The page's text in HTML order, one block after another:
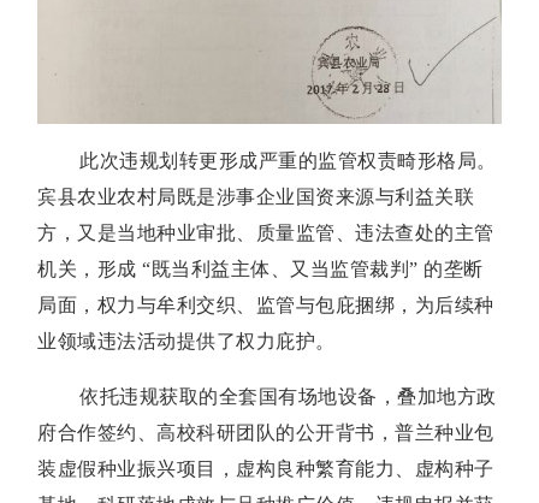
此次违规划转更形成严重的监管权责畸形格局。
宾县农业农村局既是涉事企业国资来源与利益关联
方，又是当地种业审批、质量监管、违法查处的主管
机关，形成 “既当利益主体、又当监管裁判” 的垄断
局面，权力与牟利交织、监管与包庇捆绑，为后续种
业领域违法活动提供了权力庇护。
依托违规获取的全套国有场地设备，叠加地方政
府合作签约、高校科研团队的公开背书，普兰种业包
装虚假种业振兴项目，虚构良种繁育能力、虚构种子